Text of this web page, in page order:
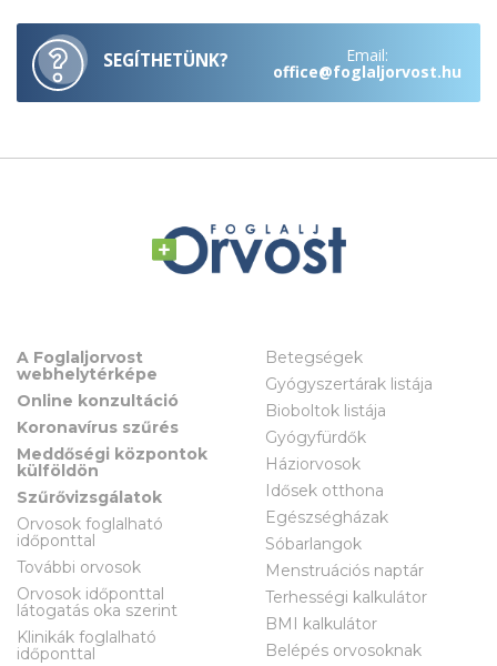
SEGÍTHETÜNK? Email:
office@foglaljorvost.hu
A Foglaljorvost
webhelytérképe
Online konzultáció
Koronavírus szűrés
Meddőségi központok
külföldön
Szűrővizsgálatok
Orvosok foglalható
időponttal
További orvosok
Orvosok időponttal
látogatás oka szerint
Klinikák foglalható
időponttal
Betegségek
Gyógyszertárak listája
Bioboltok listája
Gyógyfürdők
Háziorvosok
Idősek otthona
Egészségházak
Sóbarlangok
Menstruációs naptár
Terhességi kalkulátor
BMI kalkulátor
Belépés orvosoknak